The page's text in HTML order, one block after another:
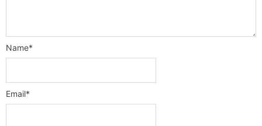
Name*
Email*